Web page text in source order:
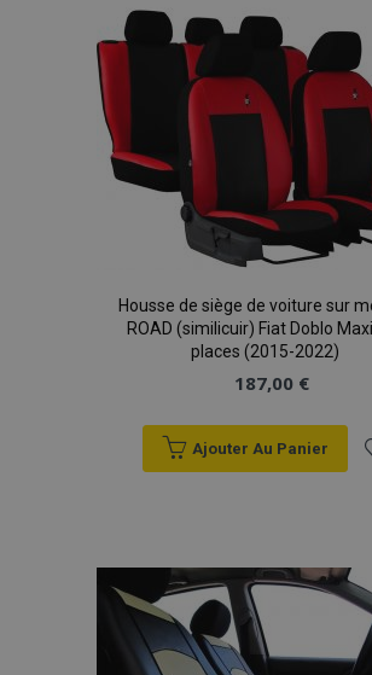
Housse de siège de voiture sur
ROAD (similicuir) Fiat Doblo
places (2015-2022)
187,00 €
Ajouter Au Panier